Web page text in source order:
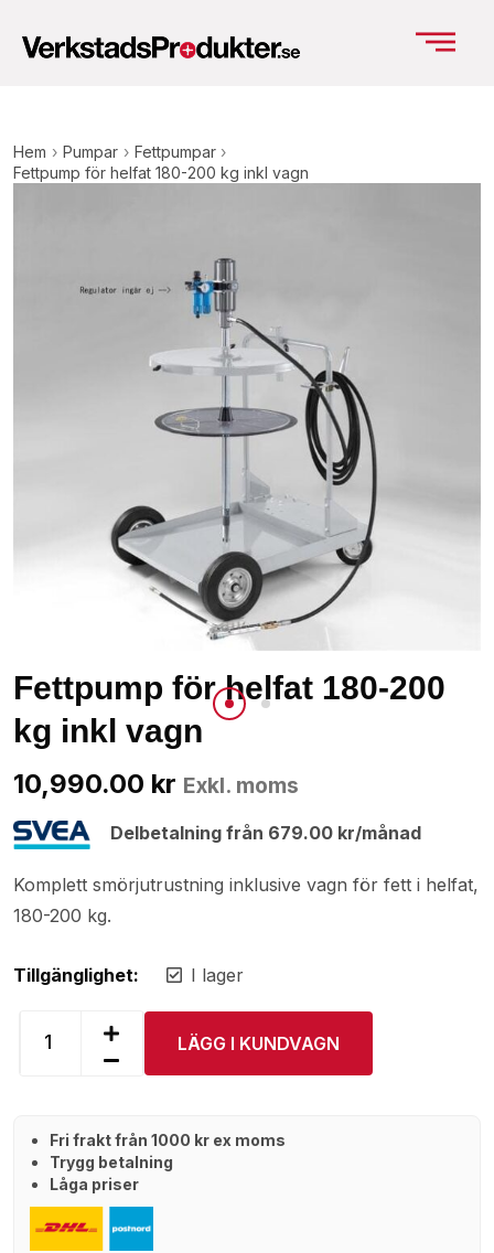
Hem › Pumpar › Fettpumpar ›
Fettpump för helfat 180-200 kg inkl vagn
Delbetalning från 679.00 kr/månad
10,990.00 kr Exkl. moms
Fettpump för helfat 180-200
kg inkl vagn
Komplett smörjutrustning inklusive vagn för fett i helfat,
180-200 kg.
Tillgänglighet: I lager
LÄGG I KUNDVAGN
Fri frakt från 1000 kr ex moms
Trygg betalning
Låga priser